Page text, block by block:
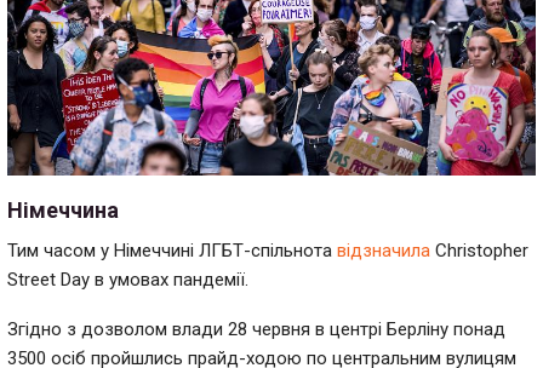
Німеччина
Тим часом у Німеччині ЛГБТ-спільнота відзначила Christopher
Street Day в умовах пандемії.
Згідно з дозволом влади 28 червня в центрі Берліну понад
3500 осіб пройшлись прайд-ходою по центральним вулицям